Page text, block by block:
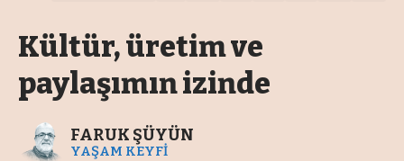
Kültür, üretim ve
paylaşımın izinde
FARUK ŞÜYÜN
YAŞAM KEYFİ